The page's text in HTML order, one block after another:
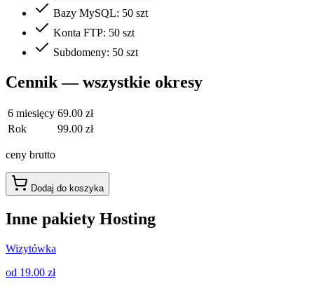
Bazy MySQL: 50 szt
Konta FTP: 50 szt
Subdomeny: 50 szt
Cennik — wszystkie okresy
6 miesięcy 69.00 zł
Rok
99.00 zł
ceny brutto
Dodaj do koszyka
Inne pakiety Hosting
Wizytówka
od 19.00 zł